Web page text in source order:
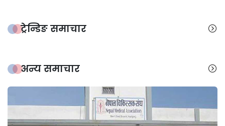
ट्रेन्डिङ समाचार
अन्य समाचार